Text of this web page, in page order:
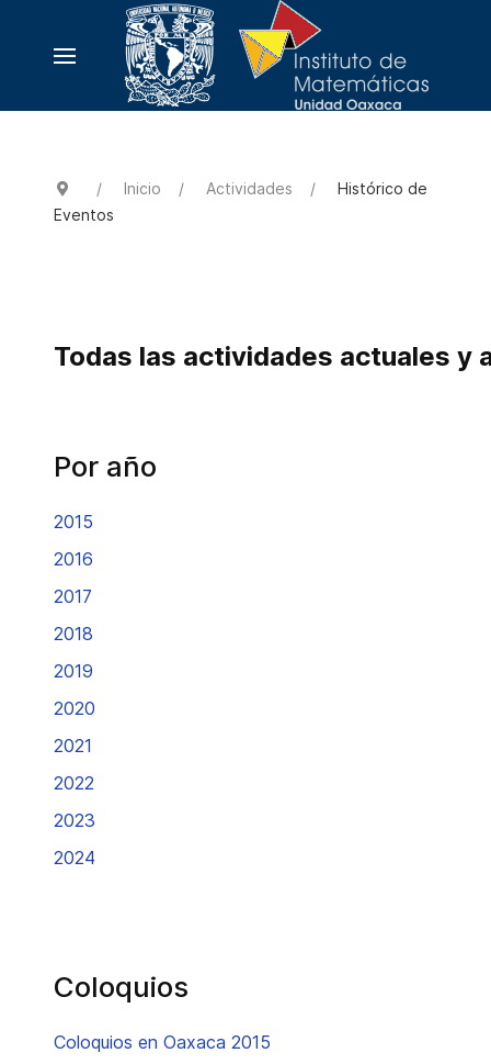
Inicio Actividades
Histórico de
Eventos
Todas las actividades actuales y
Por año
2015
2016
2017
2018
2019
2020
2021
2022
2023
2024
Coloquios
Coloquios en Oaxaca 2015